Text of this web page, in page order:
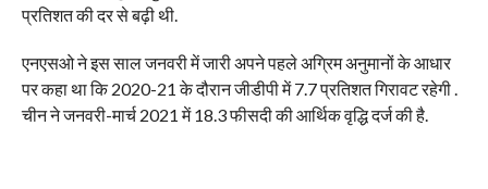
प्रतिशत की दर से बढ़ी थी.
एनएसओ ने इस साल जनवरी में जारी अपने पहले अग्रिम अनुमानों के आधार
पर कहा था कि 2020-21 के दौरान जीडीपी में 7.7 प्रतिशत गिरावट रहेगी .
चीन ने जनवरी-मार्च 2021 में 18.3 फीसदी की आर्थिक वृद्धि दर्ज की है.